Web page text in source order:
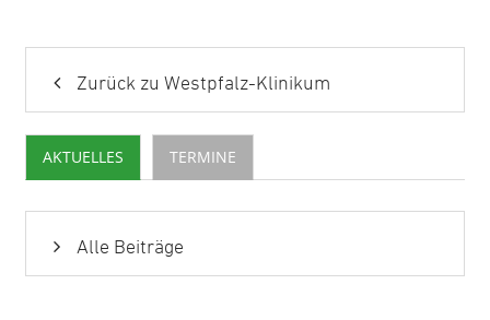
Zurück zu Westpfalz-Klinikum
AKTUELLES TERMINE
Alle Beiträge